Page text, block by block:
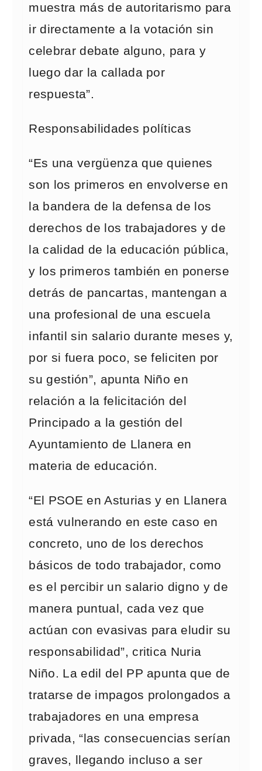
muestra más de autoritarismo para
ir directamente a la votación sin
celebrar debate alguno, para y
luego dar la callada por
respuesta”.
Responsabilidades políticas
“Es una vergüenza que quienes
son los primeros en envolverse en
la bandera de la defensa de los
derechos de los trabajadores y de
la calidad de la educación pública,
y los primeros también en ponerse
detrás de pancartas, mantengan a
una profesional de una escuela
infantil sin salario durante meses y,
por si fuera poco, se feliciten por
su gestión”, apunta Niño en
relación a la felicitación del
Principado a la gestión del
Ayuntamiento de Llanera en
materia de educación.
“El PSOE en Asturias y en Llanera
está vulnerando en este caso en
concreto, uno de los derechos
básicos de todo trabajador, como
es el percibir un salario digno y de
manera puntual, cada vez que
actúan con evasivas para eludir su
responsabilidad”, critica Nuria
Niño. La edil del PP apunta que de
tratarse de impagos prolongados a
trabajadores en una empresa
privada, “las consecuencias serían
graves, llegando incluso a ser